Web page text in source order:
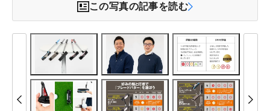
この写真の記事を読む